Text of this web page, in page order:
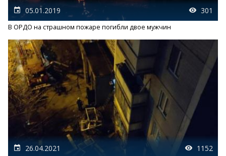
05.01.2019 301
В ОРДО на страшном пожаре погибли двое мужчин
26.04.2021 1152